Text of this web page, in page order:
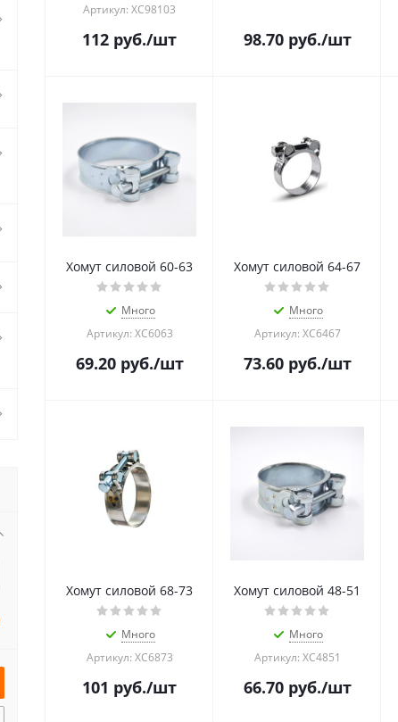
Артикул: ХС98103
112 руб./шт 98.70руб./шт
Хомут силовой 60-63
Много
Артикул: ХС6063
69.20руб./шт
Хомут силовой 64-67
Много
Артикул: ХС6467
73.60руб./шт
Хомут силовой 68-73
Много
Артикул: ХС6873
101 руб./шт
Хомут силовой 48-51
Много
Артикул: ХС4851
66.70руб./шт